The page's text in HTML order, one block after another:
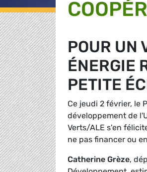
POUR UN
ÉNERGIE
PETITE
Ce jeudi 2 février, le
développement de
Verts/ALE s'en
ne pas financer ou
Catherine Grèze,